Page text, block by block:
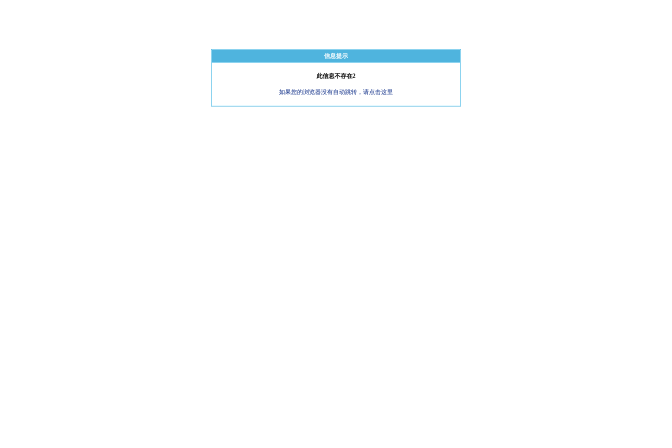
信息提示
此信息不存在2
如果您的浏览器没有自动跳转，请点击这里